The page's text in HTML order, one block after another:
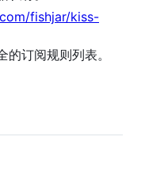
fishjar/kiss-
订阅规则列表。